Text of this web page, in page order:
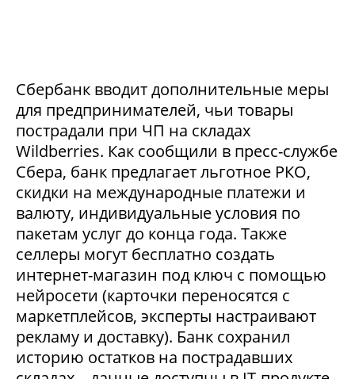
Сбербанк вводит дополнительные меры
для предпринимателей, чьи товары
пострадали при ЧП на складах
Wildberries. Как сообщили в пресс-службе
Сбера, банк предлагает льготное РКО,
скидки на международные платежи и
валюту, индивидуальные условия по
пакетам услуг до конца года. Также
селлеры могут бесплатно создать
интернет-магазин под ключ с помощью
нейросети (карточки переносятся с
маркетплейсов, эксперты настраивают
рекламу и доставку). Банк сохранил
историю остатков на пострадавших